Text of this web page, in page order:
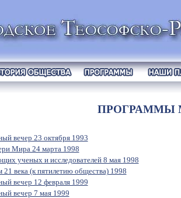
ПРОГРАММЫ
вечер 23 октября 1993
Мира 24 марта 1998
ученых и исследователей 8 мая 1998
века (к пятилетию общества) 1998
вечер 12 февраля 1999
вечер 7 мая 1999